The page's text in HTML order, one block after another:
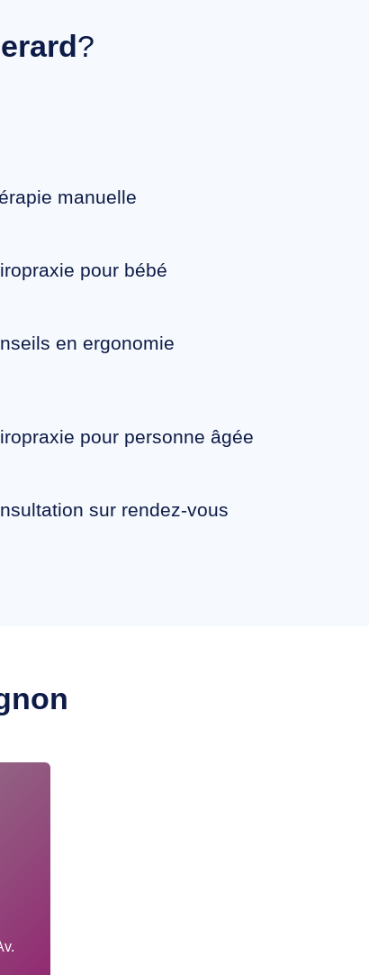
?
manuelle
pour bébé
en ergonomie
pour personne âgée
sur rendez-vous